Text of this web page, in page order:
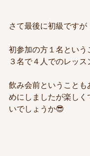
さて最後に初級ですが
初参加の方１名という
３名で４人でのレッス
飲み会前ということも
めにしましたが楽しく
いでしょうか😎